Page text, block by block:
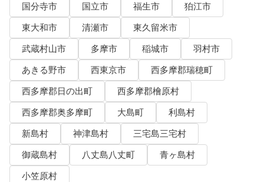
国分寺市
国立市 福生市
狛江市
東大和市
清瀬市
東久留米市
武蔵村山市
多摩市 稲城市
羽村市
あきる野市
西東京市
西多摩郡瑞穂町
西多摩郡日の出町
西多摩郡檜原村
西多摩郡奥多摩町
大島町
利島村
新島村
神津島村
三宅島三宅村
御蔵島村
八丈島八丈町
青ヶ島村
小笠原村